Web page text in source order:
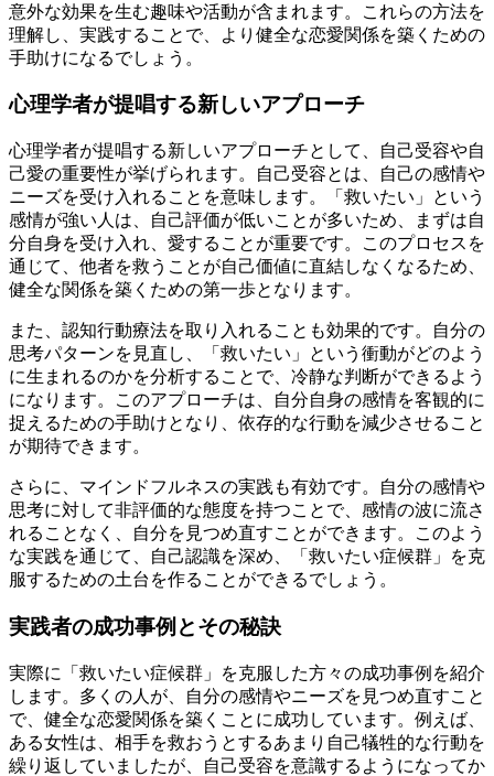
意外な効果を生む趣味や活動が含まれます。これらの方法を
理解し、実践することで、より健全な恋愛関係を築くための
手助けになるでしょう。
心理学者が提唱する新しいアプローチ
心理学者が提唱する新しいアプローチとして、自己受容や自
己愛の重要性が挙げられます。自己受容とは、自己の感情や
ニーズを受け入れることを意味します。「救いたい」という
感情が強い人は、自己評価が低いことが多いため、まずは自
分自身を受け入れ、愛することが重要です。このプロセスを
通じて、他者を救うことが自己価値に直結しなくなるため、
健全な関係を築くための第一歩となります。
また、認知行動療法を取り入れることも効果的です。自分の
思考パターンを見直し、「救いたい」という衝動がどのよう
に生まれるのかを分析することで、冷静な判断ができるよう
になります。このアプローチは、自分自身の感情を客観的に
捉えるための手助けとなり、依存的な行動を減少させること
が期待できます。
さらに、マインドフルネスの実践も有効です。自分の感情や
思考に対して非評価的な態度を持つことで、感情の波に流さ
れることなく、自分を見つめ直すことができます。このよう
な実践を通じて、自己認識を深め、「救いたい症候群」を克
服するための土台を作ることができるでしょう。
実践者の成功事例とその秘訣
実際に「救いたい症候群」を克服した方々の成功事例を紹介
します。多くの人が、自分の感情やニーズを見つめ直すこと
で、健全な恋愛関係を築くことに成功しています。例えば、
ある女性は、相手を救おうとするあまり自己犠牲的な行動を
繰り返していましたが、自己受容を意識するようになってか